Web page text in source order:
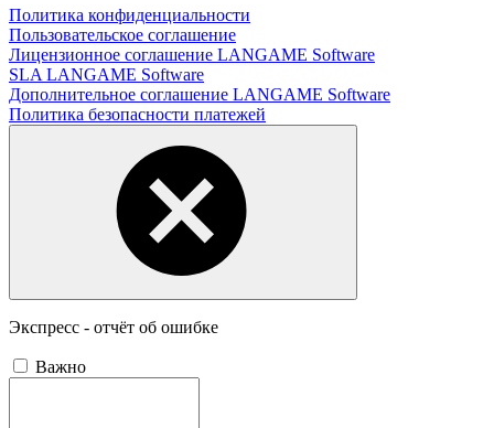
Политика конфиденциальности
Пользовательское соглашение
Лицензионное соглашение LANGAME Software
SLA LANGAME Software
Дополнительное соглашение LANGAME Software
Политика безопасности платежей
Экспресс - отчёт об ошибке
Важно